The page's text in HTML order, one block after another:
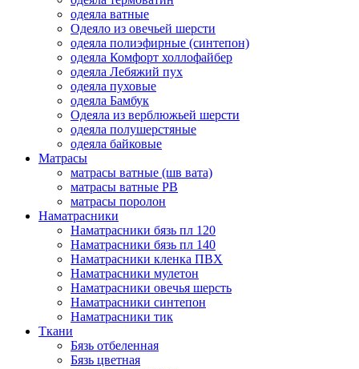
одеяла ватные
Одеяло из овечьей шерсти
одеяла полиэфирные (синтепон)
одеяла Комфорт холлофайбер
одеяла Лебяжий пух
одеяла пуховые
одеяла Бамбук
Одеяла из верблюжьей шерсти
одеяла полушерстяные
одеяла байковые
Матрасы
матрасы ватные (шв вата)
матрасы ватные РВ
матрасы поролон
Наматрасники
Наматрасники бязь пл 120
Наматрасники бязь пл 140
Наматрасники кленка ПВХ
Наматрасники мулетон
Наматрасники овечья шерсть
Наматрасники синтепон
Наматрасники тик
Ткани
Бязь отбеленная
Бязь цветная